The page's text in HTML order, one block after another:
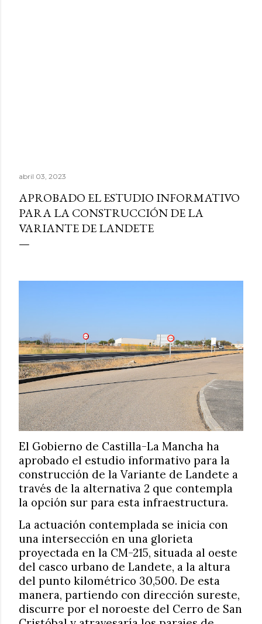
abril 03, 2023
APROBADO EL ESTUDIO INFORMATIVO
PARA LA CONSTRUCCIÓN DE LA
VARIANTE DE LANDETE
El Gobierno de Castilla-La Mancha ha
aprobado el estudio informativo para la
construcción de la Variante de Landete a
través de la alternativa 2 que contempla
la opción sur para esta infraestructura.
La actuación contemplada se inicia con
una intersección en una glorieta
proyectada en la CM-215, situada al oeste
del casco urbano de Landete, a la altura
del punto kilométrico 30,500. De esta
manera, partiendo con dirección sureste,
discurre por el noroeste del Cerro de San